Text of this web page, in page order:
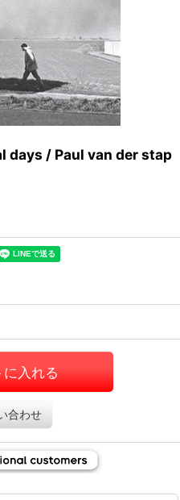
days / Paul van der stap
に入れる
合わせ